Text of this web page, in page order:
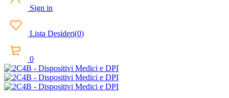
Sign in
Lista Desideri(0)
0